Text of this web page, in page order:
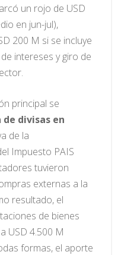
un rojo de USD
en jun-jul),
200 M si se incluye
intereses y giro de
principal se
divisas en
de la
Impuesto PAIS
tuvieron
externas a la
resultado, el
de bienes
USD 4.500 M
formas, el aporte